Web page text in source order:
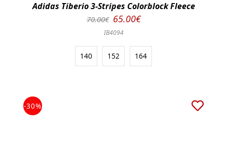
Adidas Tiberio 3-Stripes Colorblock Fleece
70.00€ 65.00€
IB4094
140 152 164
-30%